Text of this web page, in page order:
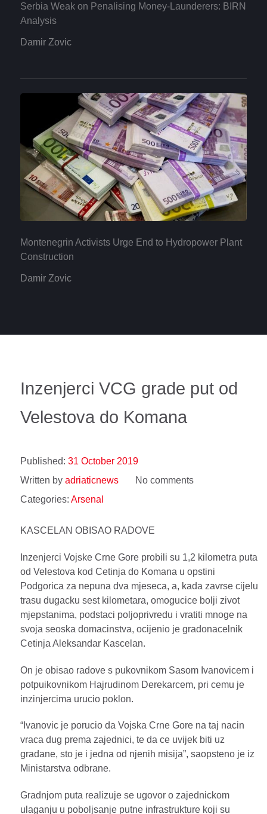
Serbia Weak on Penalising Money-Launderers: BIRN
Analysis
Damir Zovic
Montenegrin Activists Urge End to Hydropower Plant
Construction
Damir Zovic
Inzenjerci VCG grade put od
Velestova do Komana
Published: 31 October 2019
Written by adriaticnews
No comments
Categories: Arsenal
KASCELAN OBISAO RADOVE
Inzenjerci Vojske Crne Gore probili su 1,2 kilometra puta
od Velestova kod Cetinja do Komana u opstini
Podgorica za nepuna dva mjeseca, a, kada zavrse cijelu
trasu dugacku sest kilometara, omogucice bolji zivot
mjepstanima, podstaci poljoprivredu i vratiti mnoge na
svoja seoska domacinstva, ocijenio je gradonacelnik
Cetinja Aleksandar Kascelan.
On je obisao radove s pukovnikom Sasom Ivanovicem i
potpuikovnikom Hajrudinom Derekarcem, pri cemu je
inzinjercima urucio poklon.
“Ivanovic je porucio da Vojska Crne Gore na taj nacin
vraca dug prema zajednici, te da ce uvijek biti uz
gradane, sto je i jedna od njenih misija”, saopsteno je iz
Ministarstva odbrane.
Gradnjom puta realizuje se ugovor o zajednickom
ulaganju u poboljsanje putne infrastrukture koji su